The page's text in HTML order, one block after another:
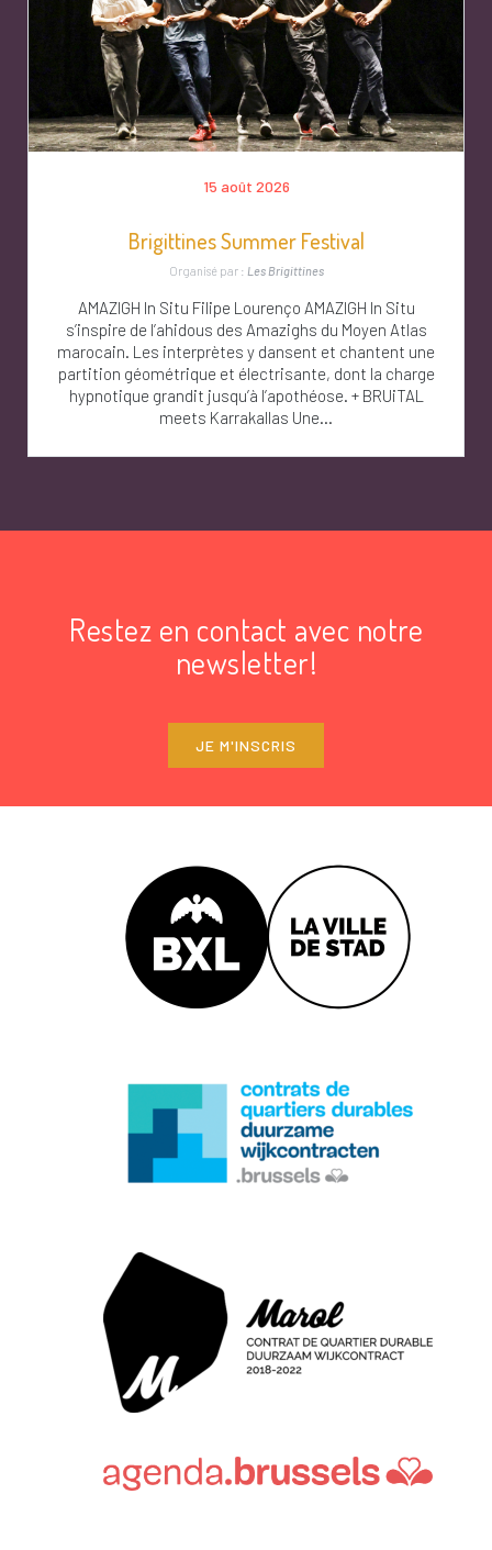
15 août 2026
Brigittines Summer Festival
Organisé par : Les Brigittines
AMAZIGH In Situ Filipe Lourenço AMAZIGH In Situ
s’inspire de l’ahidous des Amazighs du Moyen Atlas
marocain. Les interprètes y dansent et chantent une
partition géométrique et électrisante, dont la charge
hypnotique grandit jusqu’à l’apothéose. + BRUiTAL
meets Karrakallas Une...
Restez en contact avec notre
newsletter!
JE M'INSCRIS